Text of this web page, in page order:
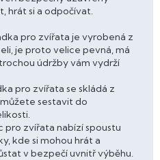
hrát si a odpočívat.
pro zvířata je vyrobená z
je proto velice pevná, má
údržby vám vydrží
pro zvířata se skládá z
sestavit do
pro zvířata nabízí spoustu
kde si mohou hrát a
v bezpečí uvnitř výběhu.